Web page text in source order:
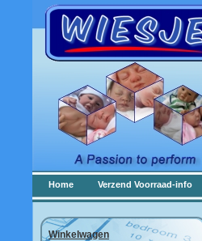
Home Verzend Voorraad-info
Winkelwagen